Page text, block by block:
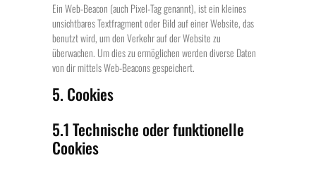
Ein Web-Beacon (auch Pixel-Tag genannt), ist ein kleines
unsichtbares Textfragment oder Bild auf einer Website, das
benutzt wird, um den Verkehr auf der Website zu
überwachen. Um dies zu ermöglichen werden diverse Daten
von dir mittels Web-Beacons gespeichert.
5. Cookies
5.1 Technische oder funktionelle
Cookies